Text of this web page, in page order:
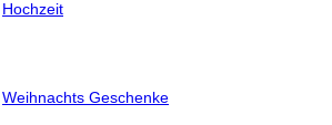
Hochzeit
Weihnachts Geschenke